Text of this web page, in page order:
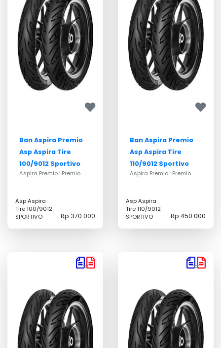
Ban Aspira Premio
Asp Aspira Tire
100/9012 Sportivo
Aspira Premio : Premio
Asp Aspira
Tire 100/9012
SPORTIVO
Rp 370.000
Ban Aspira Premio
Asp Aspira Tire
110/9012 Sportivo
Aspira Premio : Premio
Asp Aspira
Tire 110/9012
SPORTIVO
Rp 450.000